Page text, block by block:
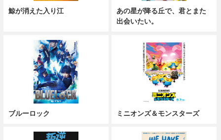
鯨が消えた入り江
あの星が降る丘で、君とまた
出会いたい。
ブルーロック ミニオンズ＆モンスターズ